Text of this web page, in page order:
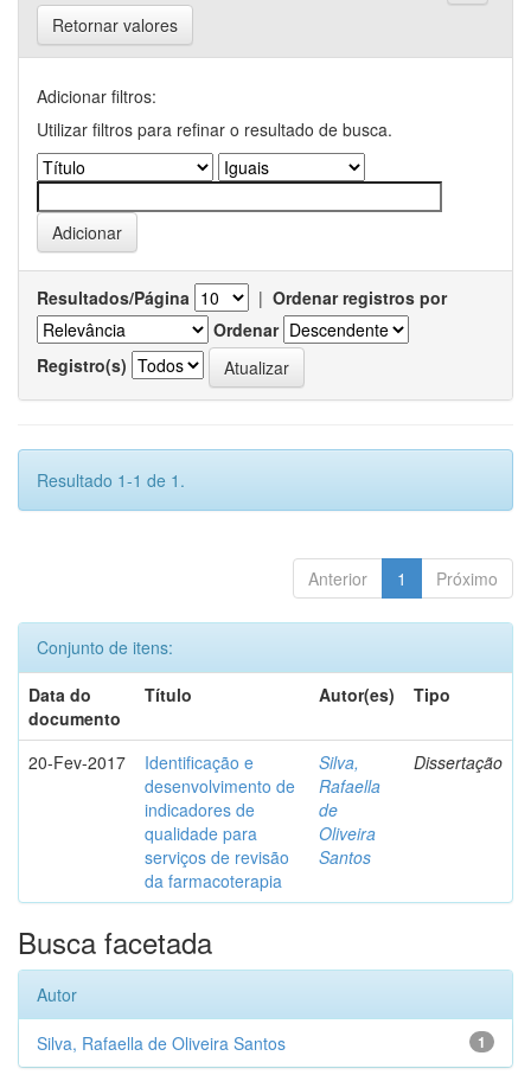
Retornar valores
Adicionar filtros:
Utilizar filtros para refinar o resultado de busca.
Resultados/Página | Ordenar registros por
Ordenar
Registro(s)
Resultado 1-1 de 1.
Anterior 1 Próximo
Conjunto de itens:
Data do
documento
Título Autor(es) Tipo
20-Fev-2017
Identificação e
desenvolvimento de
indicadores de
qualidade para
serviços de revisão
da farmacoterapia
Silva,
Rafaella
de
Oliveira
Santos
Dissertação
Busca facetada
Autor
1
Silva, Rafaella de Oliveira Santos